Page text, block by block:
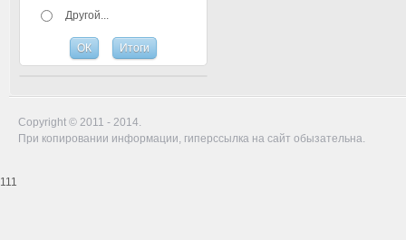
Другой...
Copyright © 2011 - 2014.
При копировании информации, гиперссылка на сайт обызательна.
111